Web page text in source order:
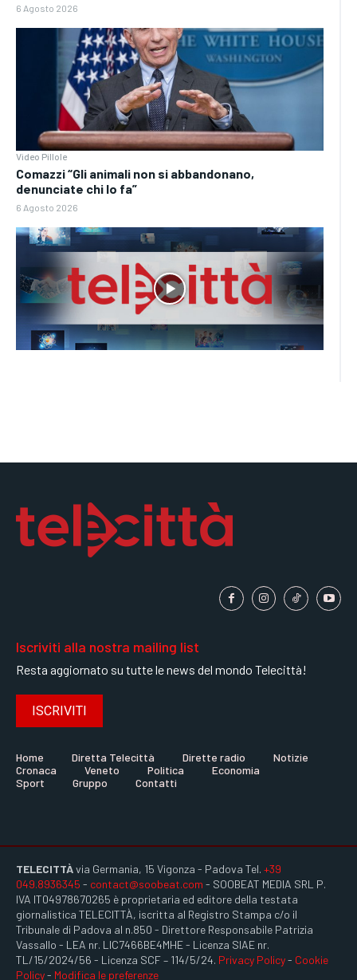
6 Agosto 2026
Video Pillole
Comazzi “Gli animali non si abbandonano,
denunciate chi lo fa”
6 Agosto 2026
Iscriviti alla nostra mailing list
Resta aggiornato su tutte le news del mondo Telecittà!
ISCRIVITI
Home Diretta Telecittà Dirette radio
Notizie
Cronaca
Veneto Politica
Economia
Sport
Gruppo Contatti
TELECITTÀvia Germania, 15 Vigonza - Padova Tel. +39
049.8936345 - contact@soobeat.com - SOOBEAT MEDIA SRL P.
IVA IT04978670265 è proprietaria ed editore della testata
giornalistica TELECITTÀ, iscritta al Registro Stampa c/o il
Tribunale di Padova al n.850 - Direttore Responsabile Patrizia
Vassallo - LEA nr. LIC7466BE4MHE - Licenza SIAE nr.
TL/15/2024/56 - Licenza SCF – 114/5/24. Privacy Policy- Cookie
Policy- Modifica le preferenze